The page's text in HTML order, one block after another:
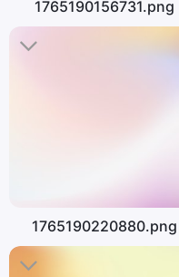
1765190156731.png
1765190220880.png